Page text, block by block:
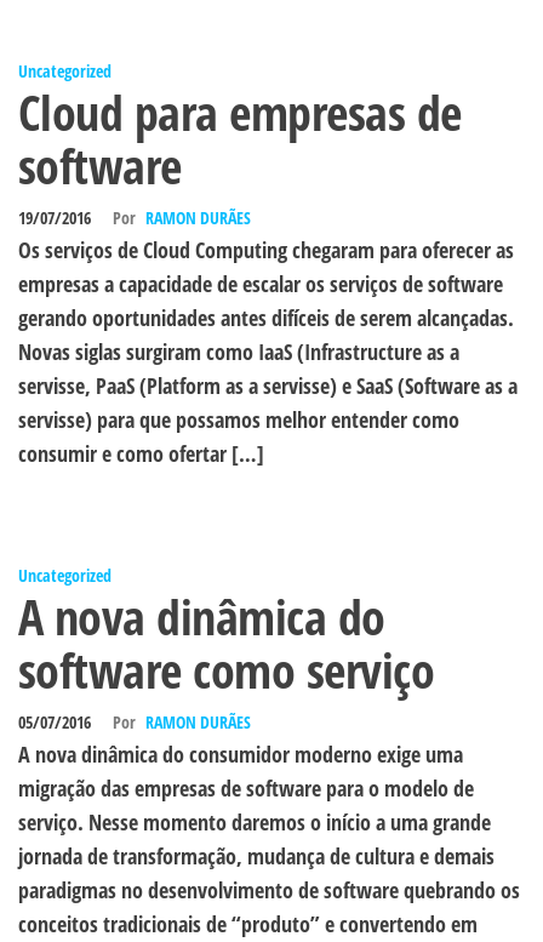
Uncategorized
Cloud para empresas de
software
19/07/2016 Por RAMON DURÃES
Os serviços de Cloud Computing chegaram para oferecer as
empresas a capacidade de escalar os serviços de software
gerando oportunidades antes difíceis de serem alcançadas.
Novas siglas surgiram como IaaS (Infrastructure as a
servisse, PaaS (Platform as a servisse) e SaaS (Software as a
servisse) para que possamos melhor entender como
consumir e como ofertar […]
Uncategorized
A nova dinâmica do
software como serviço
05/07/2016 Por RAMON DURÃES
A nova dinâmica do consumidor moderno exige uma
migração das empresas de software para o modelo de
serviço. Nesse momento daremos o início a uma grande
jornada de transformação, mudança de cultura e demais
paradigmas no desenvolvimento de software quebrando os
conceitos tradicionais de “produto” e convertendo em